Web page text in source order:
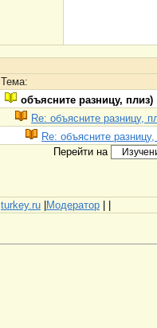
Тема:
объясните разницу, плиз)
Re: объясните разницу,
Re: объясните
Перейти на
turkey.ru |Модератор | |